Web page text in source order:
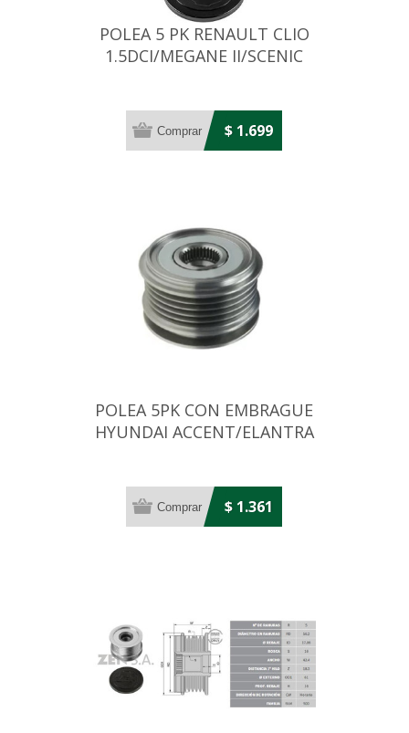
POLEA 5 PK RENAULT CLIO
1.5DCI/MEGANE II/SCENIC
$ 1.699
POLEA 5PK CON EMBRAGUE
HYUNDAI ACCENT/ELANTRA
$ 1.361